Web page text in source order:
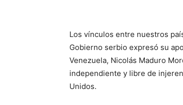
Los vínculos entre nuestros
Gobierno serbio expresó su
Venezuela, Nicolás Maduro
independiente y libre de
Unidos.